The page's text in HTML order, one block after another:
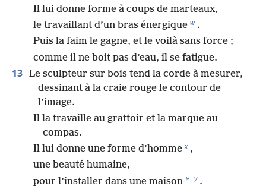
Il lui donne forme à coups de marteaux,
le travaillant d’un bras énergique w .
Puis la faim le gagne, et le voilà sans force ;
comme il ne boit pas d’eau, il se fatigue.
13 Le sculpteur sur bois tend la corde à mesurer,
dessinant à la craie rouge le contour de
l’image.
Il la travaille au grattoir et la marque au
compas.
Il lui donne une forme d’homme x ,
une beauté humaine,
pour l’installer dans une maison * y .